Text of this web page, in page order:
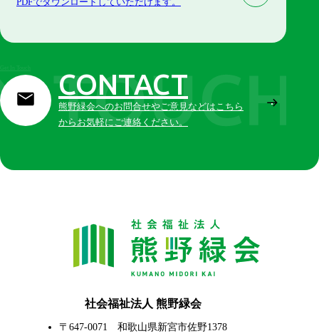
CONTACT
熊野緑会へのお問合せやご意見などはこちら
からお気軽にご連絡ください。
社会福祉法人 熊野緑会
〒647-0071 和歌山県新宮市佐野1378